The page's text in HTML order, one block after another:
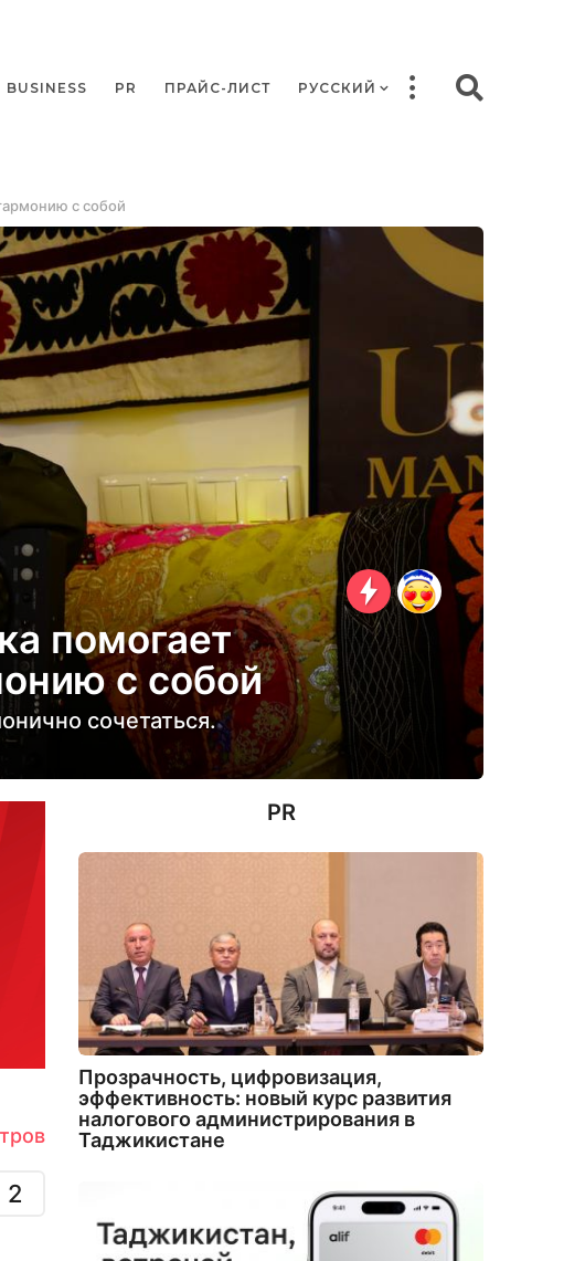
BUSINESS PR ПРАЙС-ЛИСТ РУССКИЙ
с собой
помогает
с собой
сочетаться.
2
PR
Прозрачность, цифровизация,
эффективность: новый курс развития
налогового администрирования в
Таджикистане